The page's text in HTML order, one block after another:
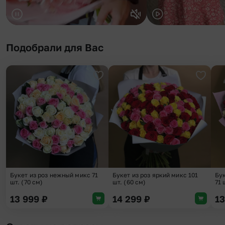
Подобрали для Вас
Добавить в избранное
Букет из роз нежный микс 71
шт. (70 см)
13 999 ₽
Букет из роз яркий микс 101
шт. (60 см)
14 299 ₽
71